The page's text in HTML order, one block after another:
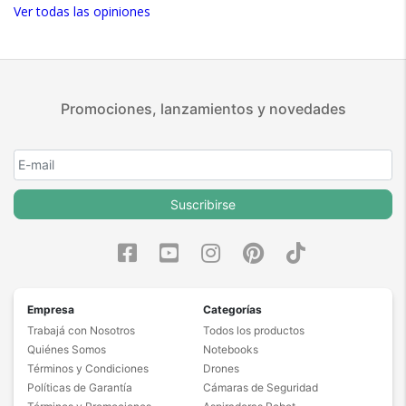
Ver todas las opiniones
Promociones, lanzamientos y novedades
Suscribirse
Empresa
Trabajá con Nosotros
Quiénes Somos
Términos y Condiciones
Políticas de Garantía
Categorías
Todos los productos
Notebooks
Drones
Cámaras de Seguridad